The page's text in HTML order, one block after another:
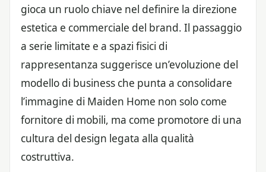
gioca un ruolo chiave nel definire la direzione
estetica e commerciale del brand. Il passaggio
a serie limitate e a spazi fisici di
rappresentanza suggerisce un’evoluzione del
modello di business che punta a consolidare
l’immagine di Maiden Home non solo come
fornitore di mobili, ma come promotore di una
cultura del design legata alla qualità
costruttiva.